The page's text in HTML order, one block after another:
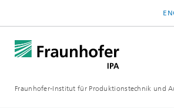
Fraunhofer-Institut für Produktionstechnik und